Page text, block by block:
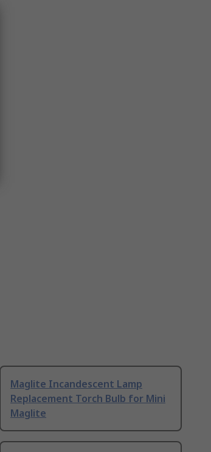
Maglite Incandescent Lamp
Replacement Torch Bulb for Mini
Maglite